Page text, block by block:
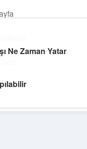
Ne Zaman Yatar